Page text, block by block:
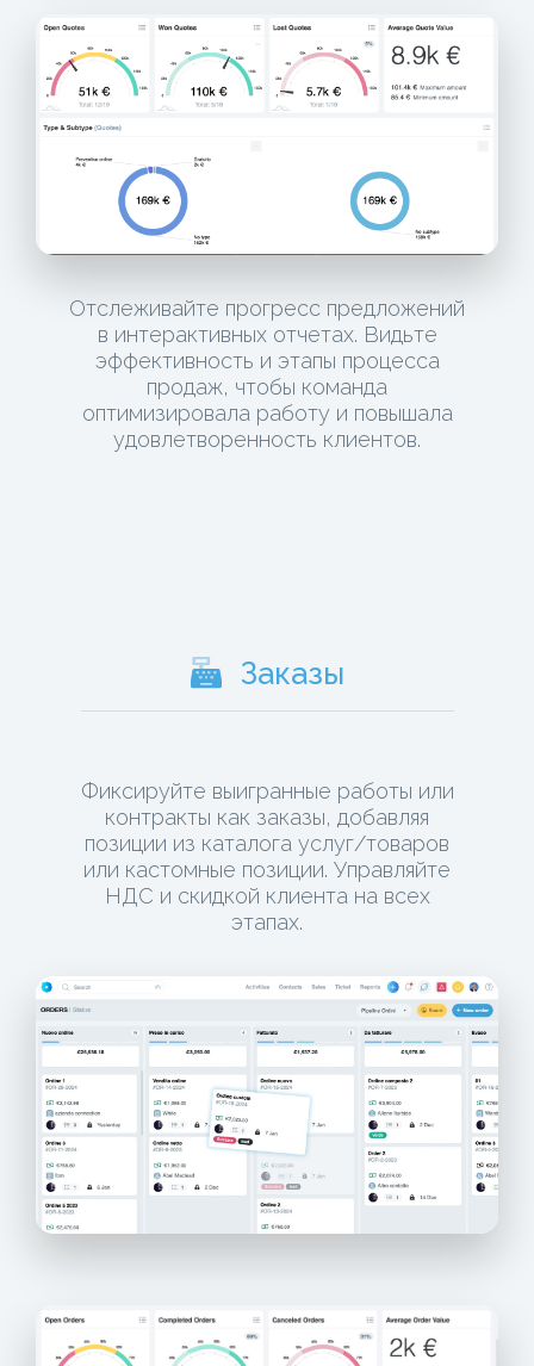
Отслеживайте прогресс предложений
в интерактивных отчетах. Видьте
эффективность и этапы процесса
продаж, чтобы команда
оптимизировала работу и повышала
удовлетворенность клиентов.
Заказы
Фиксируйте выигранные работы или
контракты как заказы, добавляя
позиции из каталога услуг/товаров
или кастомные позиции. Управляйте
НДС и скидкой клиента на всех
этапах.